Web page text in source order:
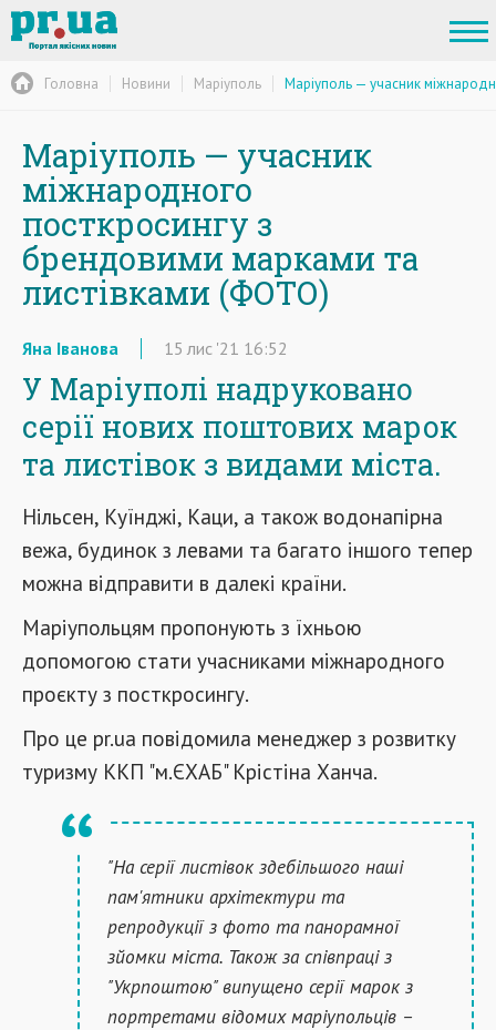
Головна Новини Маріуполь Маріуполь — учасник
Маріуполь — учасник
міжнародного
посткросингу з
брендовими марками та
листівками (ФОТО)
Яна Іванова 15 лис '21 16:52
У Маріуполі надруковано
серії нових поштових марок
та листівок з видами міста.
Нільсен, Куїнджі, Каци, а також водонапірна
вежа, будинок з левами та багато іншого тепер
можна відправити в далекі країни.
Маріупольцям пропонують з їхньою
допомогою стати учасниками міжнародного
проєкту з посткросингу.
Про це pr.ua повідомила менеджер з розвитку
туризму ККП "м.ЄХАБ" Крістіна Ханча.
"На серії листівок здебільшого наші
пам'ятники архітектури та
репродукції з фото та панорамної
зйомки міста. Також за співпраці з
"Укрпоштою" випущено серії марок з
портретами відомих маріупольців –